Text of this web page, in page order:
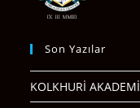
Son Yazılar
KOLKHURİ